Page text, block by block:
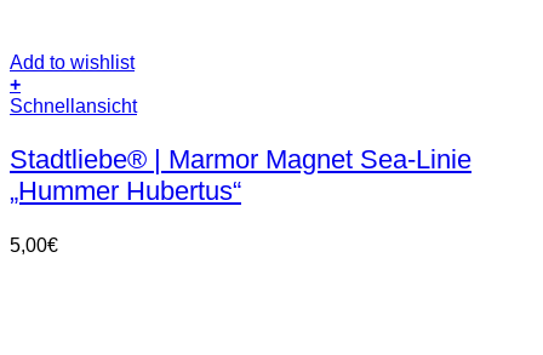
Add to wishlist
+
Schnellansicht
Stadtliebe® | Marmor Magnet Sea-Linie
„Hummer Hubertus“
5,00€